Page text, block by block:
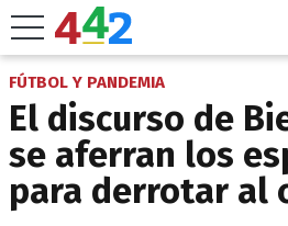
FÚTBOL Y PANDEMIA
El discurso de
se aferran los
para derrotar al